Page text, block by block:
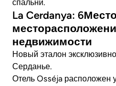
спальни.
La Cerdanya:
недвижимости
Новый эталон
Серданье.
Отель Osséja расположен